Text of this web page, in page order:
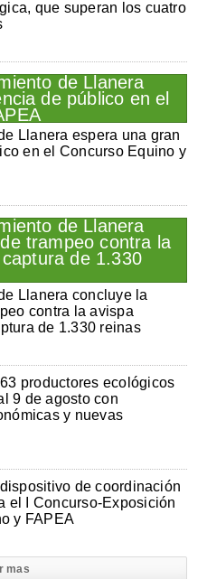
que superan los cuatro
Llanera espera una gran
en el Concurso Equino y
Llanera concluye la
contra la avispa
de 1.330 reinas
productores ecológicos
9 de agosto con
y nuevas
de coordinación
el I Concurso-Exposición
y FAPEA
mas